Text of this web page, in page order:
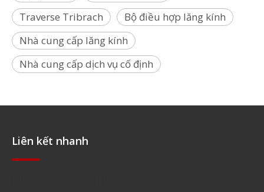
Traverse Tribrach
Bộ điều hợp lăng kính
Nhà cung cấp lăng kính
Nhà cung cấp dịch vụ cố định
Liên kết nhanh